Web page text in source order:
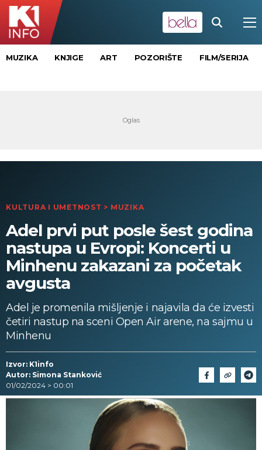
MUZIKA KNJIGE ART POZORIŠTE FILM/SERIJA
KULTURA I UMETNOST > MUZIKA
Adel prvi put posle šest godina
nastupa u Evropi: Koncerti u
Minhenu zakazani za početak
avgusta
Adel je promenila mišljenje i najavila da će izvesti
četiri nastup na sceni Open Air arene, na sajmu u
Minhenu
Izvor: K1info
Autor: Simona Stanković
01/02/2024 > 00:01